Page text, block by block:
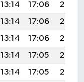
13:14 17:06
20:26
13:14 17:06
20:26
13:14 17:06
20:25
13:14 17:05
20:24
13:14 17:05
20:23